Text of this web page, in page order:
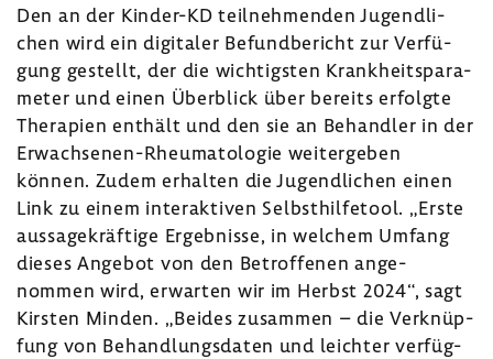
Den an der Kinder-​KD teil­neh­menden Jugend­li­
chen wird ein digi­taler Befund­be­richt zur Verfü­
gung gestellt, der die wich­tigsten Krank­heits­pa­ra­
meter und einen Über­blick über bereits erfolgte
Thera­pien enthält und den sie an Behandler in der
Erwachsenen-​Rheumatologie weiter­geben
können. Zudem erhalten die Jugend­li­chen einen
Link zu einem inter­ak­tiven Selbst­hil­fe­tool. „Erste
aussa­ge­kräf­tige Ergeb­nisse, in welchem Umfang
dieses Angebot von den Betrof­fenen ange­
nommen wird, erwarten wir im Herbst 2024“, sagt
Kirsten Minden. „Beides zusammen – die Verknüp­
fung von Behand­lungs­daten und leichter verfüg­